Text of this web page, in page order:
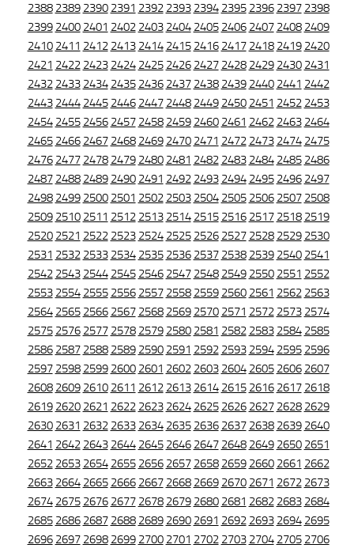
2388 2389 2390 2391 2392 2393 2394 2395 2396 2397 2398
2399 2400 2401 2402 2403 2404 2405 2406 2407 2408 2409
2410 2411 2412 2413 2414 2415 2416 2417 2418 2419 2420
2421 2422 2423 2424 2425 2426 2427 2428 2429 2430 2431
2432 2433 2434 2435 2436 2437 2438 2439 2440 2441 2442
2443 2444 2445 2446 2447 2448 2449 2450 2451 2452 2453
2454 2455 2456 2457 2458 2459 2460 2461 2462 2463 2464
2465 2466 2467 2468 2469 2470 2471 2472 2473 2474 2475
2476 2477 2478 2479 2480 2481 2482 2483 2484 2485 2486
2487 2488 2489 2490 2491 2492 2493 2494 2495 2496 2497
2498 2499 2500 2501 2502 2503 2504 2505 2506 2507 2508
2509 2510 2511 2512 2513 2514 2515 2516 2517 2518 2519
2520 2521 2522 2523 2524 2525 2526 2527 2528 2529 2530
2531 2532 2533 2534 2535 2536 2537 2538 2539 2540 2541
2542 2543 2544 2545 2546 2547 2548 2549 2550 2551 2552
2553 2554 2555 2556 2557 2558 2559 2560 2561 2562 2563
2564 2565 2566 2567 2568 2569 2570 2571 2572 2573 2574
2575 2576 2577 2578 2579 2580 2581 2582 2583 2584 2585
2586 2587 2588 2589 2590 2591 2592 2593 2594 2595 2596
2597 2598 2599 2600 2601 2602 2603 2604 2605 2606 2607
2608 2609 2610 2611 2612 2613 2614 2615 2616 2617 2618
2619 2620 2621 2622 2623 2624 2625 2626 2627 2628 2629
2630 2631 2632 2633 2634 2635 2636 2637 2638 2639 2640
2641 2642 2643 2644 2645 2646 2647 2648 2649 2650 2651
2652 2653 2654 2655 2656 2657 2658 2659 2660 2661 2662
2663 2664 2665 2666 2667 2668 2669 2670 2671 2672 2673
2674 2675 2676 2677 2678 2679 2680 2681 2682 2683 2684
2685 2686 2687 2688 2689 2690 2691 2692 2693 2694 2695
2696 2697 2698 2699 2700 2701 2702 2703 2704 2705 2706